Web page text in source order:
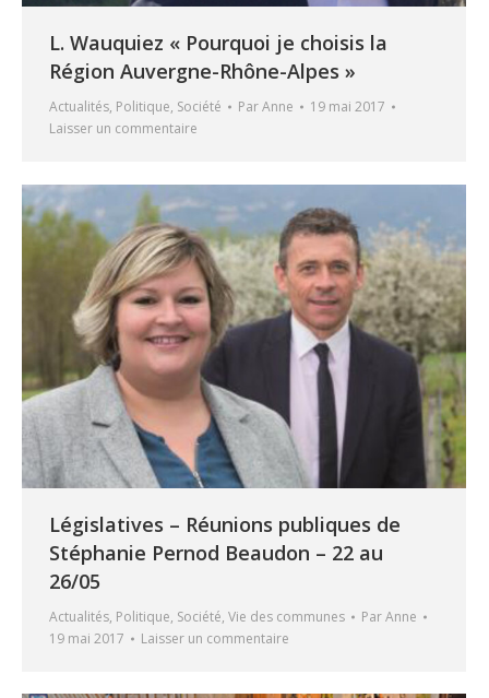
L. Wauquiez « Pourquoi je choisis la
Région Auvergne-Rhône-Alpes »
Actualités, Politique, Société ParAnne
19 mai 2017
Laisser un commentaire
Législatives – Réunions publiques de
Stéphanie Pernod Beaudon – 22 au
26/05
Actualités, Politique, Société, Vie des communes ParAnne
19 mai 2017
Laisser un commentaire